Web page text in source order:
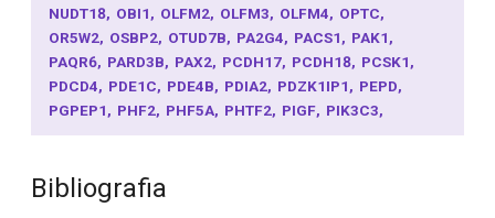
NUDT18 OBI1 OLFM2 OLFM3 OLFM4 OPTC
OR5W2 OSBP2 OTUD7B PA2G4 PACS1 PAK1
PAQR6 PARD3B PAX2 PCDH17 PCDH18 PCSK1
PDCD4 PDE1C PDE4B PDIA2 PDZK1IP1 PEPD
PGPEP1 PHF2 PHF5A PHTF2 PIGF PIK3C3
PIK3R1 PKHD1 PKIA PKP4 PLCG1 PLEKHG3 POC5
PRLHR PRMT6
PVALEF
Bibliografia